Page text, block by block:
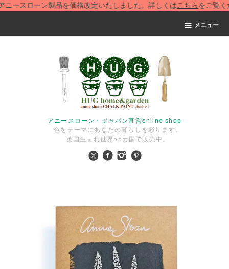
ローン製品を価格改定いたしました。詳しくは こちらをご覧くださ
メニュー
アニースローン・ジャパン直営online shop
色をテーマにあなたの暮らしを彩ります。
英国生まれ世界55カ国で販売中。